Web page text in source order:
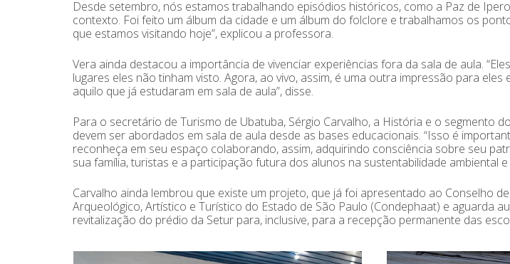
Desde setembro, nós estamos trabalhando episódios históricos, como a Paz de
contexto. Foi feito um álbum da cidade e um álbum do folclore e trabalhamos os
que estamos visitando hoje”, explicou a professora.
Vera ainda destacou a importância de vivenciar experiências fora da sala de aula.
lugares eles não tinham visto. Agora, ao vivo, assim, é uma outra impressão para
aquilo que já estudaram em sala de aula”, disse.
Para o secretário de Turismo de Ubatuba, Sérgio Carvalho, a História e o segmento
devem ser abordados em sala de aula desde as bases educacionais. “Isso é
reconheça em seu espaço colaborando, assim, adquirindo consciência sobre seu
sua família, turistas e a participação futura dos alunos na sustentabilidade ambiental
Carvalho ainda lembrou que existe um projeto, que já foi apresentado ao Conselho
Arqueológico, Artístico e Turístico do Estado de São Paulo (Condephaat) e aguarda
revitalização do prédio da Setur para, inclusive, para a recepção permanente das